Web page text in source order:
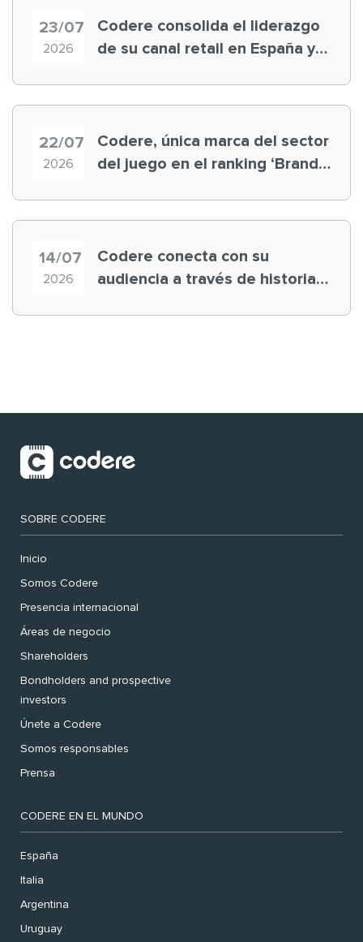
23/07
2026
Codere consolida el liderazgo
de su canal retail en España y
22/07
2026
Codere, única marca del sector
del juego en el ranking ‘Brand
14/07
2026
Codere conecta con su
audiencia a través de historias
SOBRE CODERE
Inicio
Somos Codere
Presencia internacional
Áreas de negocio
Shareholders
Bondholders and prospective
investors
Únete a Codere
Somos responsables
Prensa
CODERE EN EL MUNDO
España
Italia
Argentina
Uruguay